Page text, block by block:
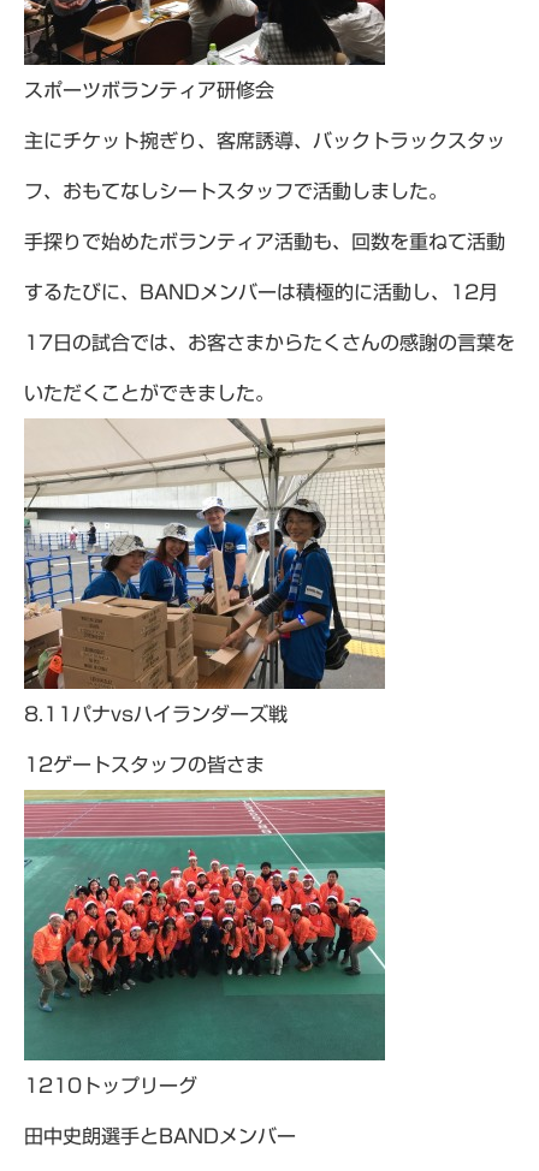
スポーツボランティア研修会
主にチケット捥ぎり、客席誘導、バックトラックスタッ
フ、おもてなしシートスタッフで活動しました。
手探りで始めたボランティア活動も、回数を重ねて活動
するたびに、BANDメンバーは積極的に活動し、12月
17日の試合では、お客さまからたくさんの感謝の言葉を
いただくことができました。
8.11パナvsハイランダーズ戦
12ゲートスタッフの皆さま
1210トップリーグ
田中史朗選手とBANDメンバー